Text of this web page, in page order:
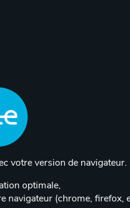
votre version de navigateur.
optimale,
navigateur (chrome, firefox,